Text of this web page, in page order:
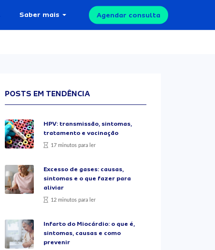
Saber mais Agendar consulta
POSTS EM TENDÊNCIA
HPV: transmissão, sintomas,
tratamento e vacinação
17 minutos para ler
Excesso de gases: causas,
sintomas e o que fazer para
aliviar
12 minutos para ler
Infarto do Miocárdio: o que é,
sintomas, causas e como
prevenir